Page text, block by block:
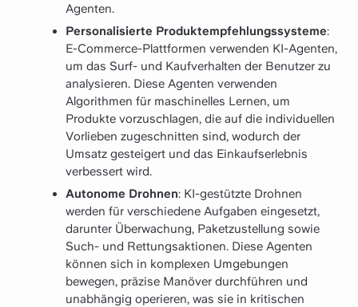
Agenten.
Personalisierte Produktempfehlungssysteme:
E-Commerce-Plattformen verwenden KI-Agenten,
um das Surf- und Kaufverhalten der Benutzer zu
analysieren. Diese Agenten verwenden
Algorithmen für maschinelles Lernen, um
Produkte vorzuschlagen, die auf die individuellen
Vorlieben zugeschnitten sind, wodurch der
Umsatz gesteigert und das Einkaufserlebnis
verbessert wird.
Autonome Drohnen: KI-gestützte Drohnen
werden für verschiedene Aufgaben eingesetzt,
darunter Überwachung, Paketzustellung sowie
Such- und Rettungsaktionen. Diese Agenten
können sich in komplexen Umgebungen
bewegen, präzise Manöver durchführen und
unabhängig operieren, was sie in kritischen